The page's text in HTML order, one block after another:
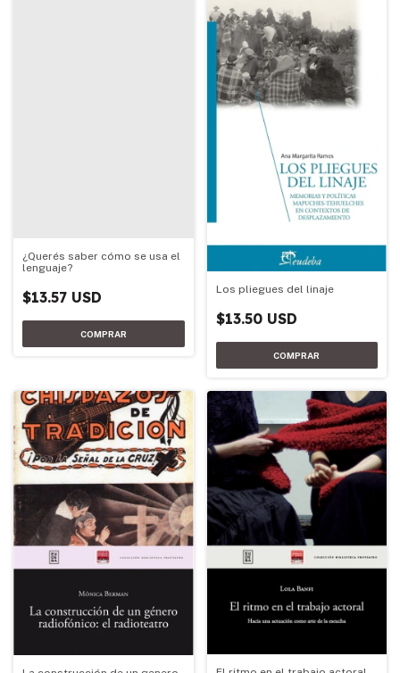
¿Querés saber cómo se usa el
lenguaje?
$13.57 USD Los pliegues del linaje
$13.50 USD